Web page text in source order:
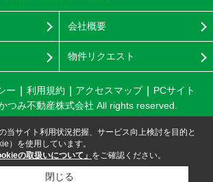
会社概要
物件リクエスト
ー 利用規約 アクセスマップ
PCサイト
つみ不動産株式会社 All rights reserved.
当サイト利用状況把握、サービス向上検討を目的と
）を使用しています。
の取扱いについて」 をご確認ください。
閉じる